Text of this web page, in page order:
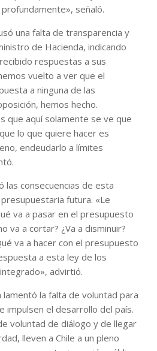
señaló.
una falta de transparencia y
de Hacienda, indicando
respuestas a sus
vuelto a ver que el
a ninguna de las
hemos hecho.
que aquí solamente se ve que
lo que quiere hacer es
endeudarlo a límites
consecuencias de esta
futura. «Le
va a pasar en el presupuesto
va a cortar? ¿Va a disminuir?
va a hacer con el presupuesto
a esta ley de los
advirtió.
lamentó la falta de voluntad para
impulsen el desarrollo del país.
voluntad de diálogo y de llegar
lleven a Chile a un pleno